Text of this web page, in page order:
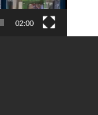
02:00